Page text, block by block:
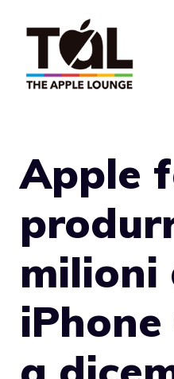
contenuto
Apple
milioni
iPhone